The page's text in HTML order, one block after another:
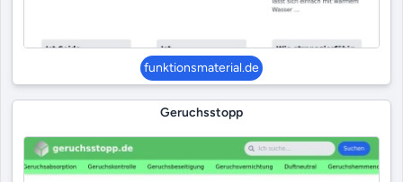
funktionsmaterial.de
Geruchsstopp